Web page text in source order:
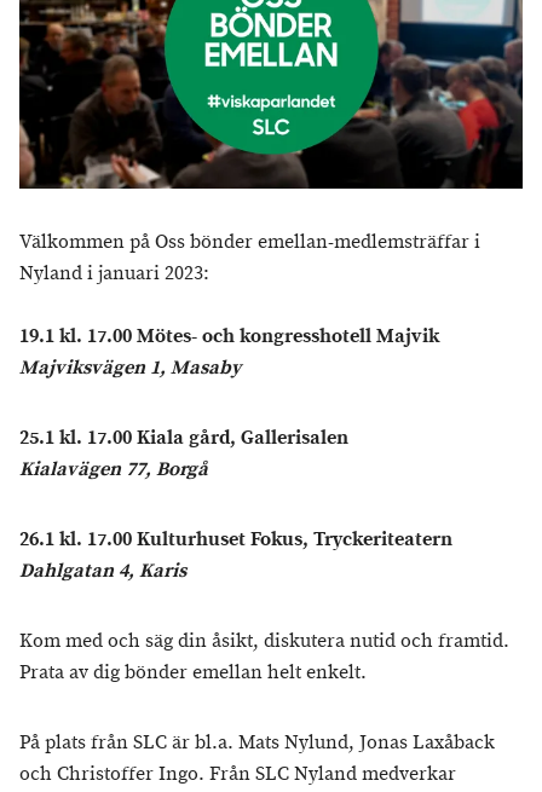
Välkommen på Oss bönder emellan-medlemsträffar i
Nyland i januari 2023:
19.1 kl. 17.00 Mötes- och kongresshotell Majvik
Majviksvägen 1, Masaby
25.1 kl. 17.00 Kiala gård, Gallerisalen
Kialavägen 77, Borgå
26.1 kl. 17.00 Kulturhuset Fokus, Tryckeriteatern
Dahlgatan 4, Karis
Kom med och säg din åsikt, diskutera nutid och framtid.
Prata av dig bönder emellan helt enkelt.
På plats från SLC är bl.a. Mats Nylund, Jonas Laxåback
och Christoffer Ingo. Från SLC Nyland medverkar